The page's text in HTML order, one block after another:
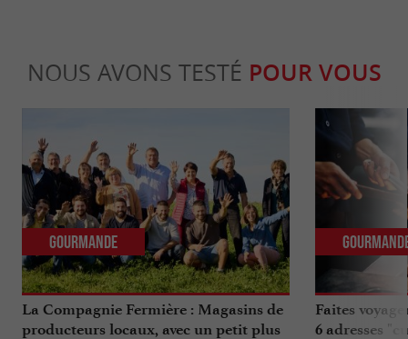
NOUS AVONS TESTÉ POUR VOUS
La Compagnie Fermière : Magasins de
producteurs locaux, avec un petit plus
Gourmande
Faites
6 adresses